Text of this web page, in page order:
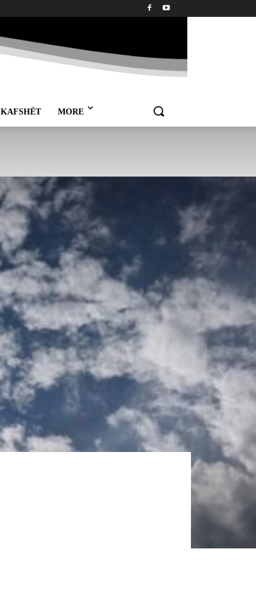
KAFSHËT MORE